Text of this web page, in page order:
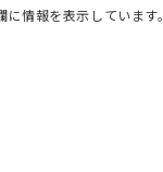
情報を表示しています。